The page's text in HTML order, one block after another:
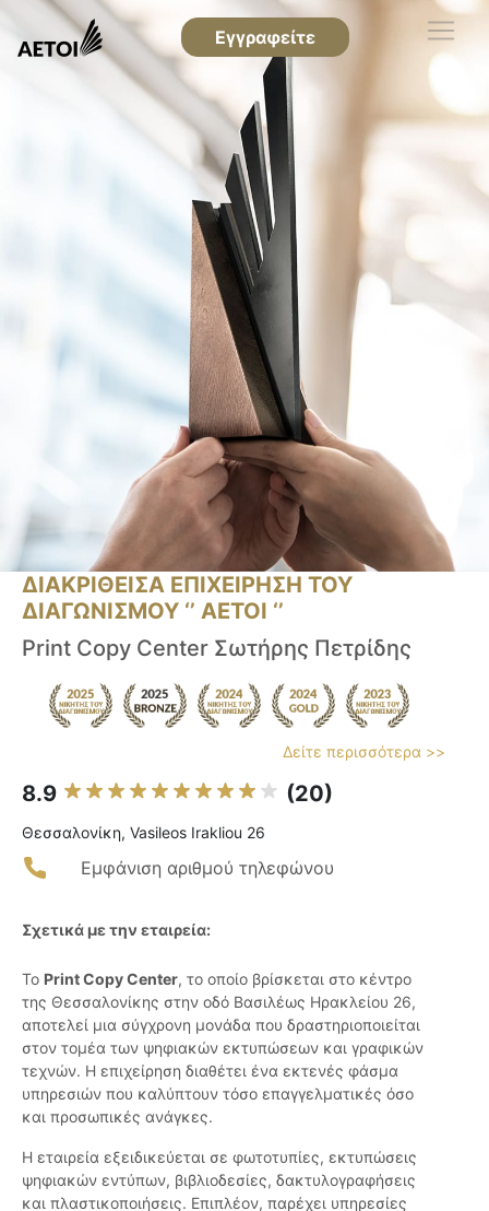
Εγγραφείτε
ΔΙΑΚΡΙΘΕΙΣΑ ΕΠΙΧΕΙΡΗΣΗ ΤΟΥ
ΔΙΑΓΩΝΙΣΜΟΥ ‘’ ΑΕΤΟΙ ‘’
Print Copy Center Σωτήρης Πετρίδης
Δείτε περισσότερα >>
8.9 (20)
Θεσσαλονίκη, Vasileos Irakliou 26
Εμφάνιση αριθμού τηλεφώνου
Σχετικά με την εταιρεία:
Το Print Copy Center, το οποίο βρίσκεται στο κέντρο
της Θεσσαλονίκης στην οδό Βασιλέως Ηρακλείου 26,
αποτελεί μια σύγχρονη μονάδα που δραστηριοποιείται
στον τομέα των ψηφιακών εκτυπώσεων και γραφικών
τεχνών. Η επιχείρηση διαθέτει ένα εκτενές φάσμα
υπηρεσιών που καλύπτουν τόσο επαγγελματικές όσο
και προσωπικές ανάγκες.
Η εταιρεία εξειδικεύεται σε φωτοτυπίες, εκτυπώσεις
ψηφιακών εντύπων, βιβλιοδεσίες, δακτυλογραφήσεις
και πλαστικοποιήσεις. Επιπλέον, παρέχει υπηρεσίες